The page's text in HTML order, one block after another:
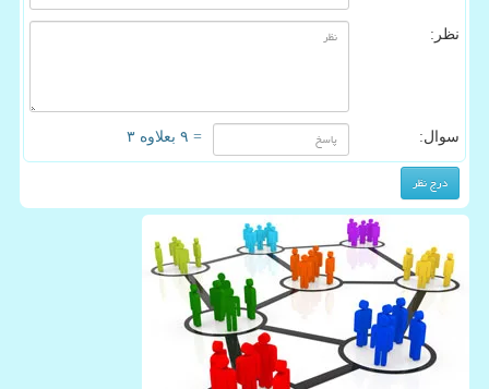
نظر:
سوال: = ۹ بعلاوه ۳